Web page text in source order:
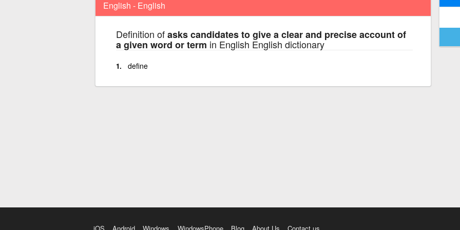
English - English
Definition ofasks candidates to give a clear and precise account of
a given word or term in English English dictionary
define